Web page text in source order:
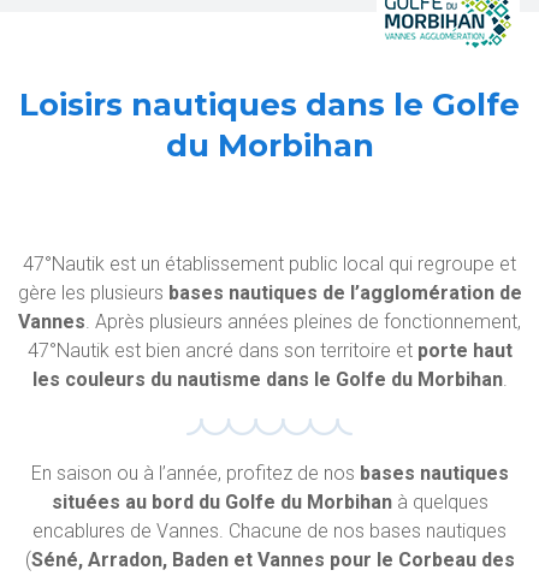
Loisirs nautiques dans le Golfe
du Morbihan
47°Nautik est un établissement public local qui regroupe et
gère les plusieurs bases nautiques de l’agglomération de
Vannes. Après plusieurs années pleines de fonctionnement,
47°Nautik est bien ancré dans son territoire et porte haut
les couleurs du nautisme dans le Golfe du Morbihan.
En saison ou à l’année, profitez de nos bases nautiques
situées au bord du Golfe du Morbihanà quelques
encablures de Vannes. Chacune de nos bases nautiques
(Séné, Arradon, Baden et Vannes pour le Corbeau des